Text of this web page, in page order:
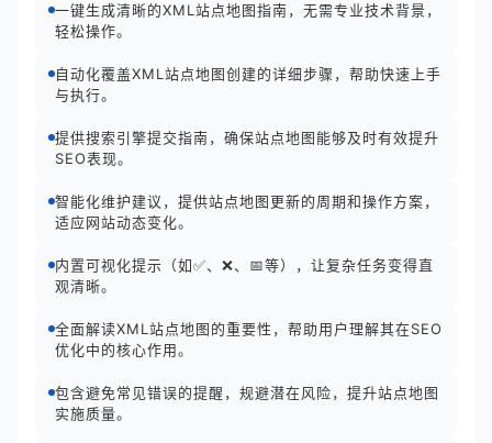
一键生成清晰的XML站点地图指南，无需专业技术背景，
轻松操作。
自动化覆盖XML站点地图创建的详细步骤，帮助快速上手
与执行。
提供搜索引擎提交指南，确保站点地图能够及时有效提升
SEO表现。
智能化维护建议，提供站点地图更新的周期和操作方案，
适应网站动态变化。
内置可视化提示（如✅、❌、📅等），让复杂任务变得直
观清晰。
全面解读XML站点地图的重要性，帮助用户理解其在SEO
优化中的核心作用。
包含避免常见错误的提醒，规避潜在风险，提升站点地图
实施质量。